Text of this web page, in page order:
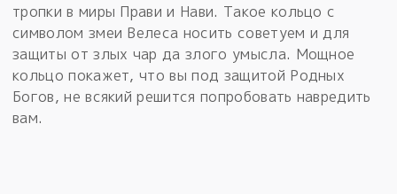
тропки в миры Прави и Нави. Такое кольцо с
символом змеи Велеса носить советуем и для
защиты от злых чар да злого умысла. Мощное
кольцо покажет, что вы под защитой Родных
Богов, не всякий решится попробовать навредить
вам.